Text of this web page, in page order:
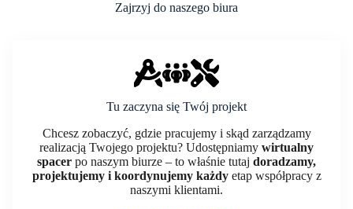
Zajrzyj do naszego biura
Tu zaczyna się Twój projekt
Chcesz zobaczyć, gdzie pracujemy i skąd zarządzamy
realizacją Twojego projektu? Udostępniamy wirtualny
spacer po naszym biurze – to właśnie tutaj doradzamy,
projektujemy i koordynujemy każdy etap współpracy z
naszymi klientami.